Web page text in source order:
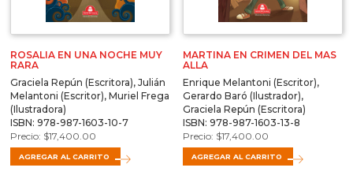
ROSALIA EN UNA NOCHE MUY
RARA
Graciela Repún (Escritora), Julián
Melantoni (Escritor), Muriel Frega
(Ilustradora)
ISBN: 978-987-1603-10-7
$17,400.00
AGREGAR AL CARRITO
MARTINA EN CRIMEN DEL MAS
ALLA
Enrique Melantoni (Escritor),
Gerardo Baró (Ilustrador),
Graciela Repún (Escritora)
ISBN: 978-987-1603-13-8
$17,400.00
AGREGAR AL CARRITO